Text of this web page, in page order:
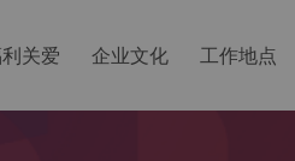
关爱 企业文化 工作地点